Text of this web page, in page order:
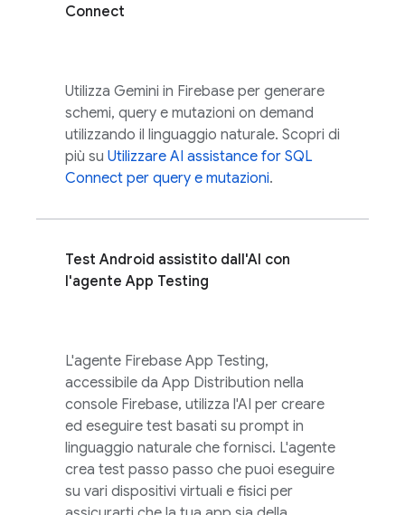
Connect
Utilizza Gemini in Firebase per generare
schemi, query e mutazioni on demand
utilizzando il linguaggio naturale. Scopri di
più su Utilizzare AI assistance for SQL
Connect per query e mutazioni.
Test Android assistito dall'AI con
l'agente App Testing
L'agente Firebase App Testing,
accessibile da App Distribution nella
console Firebase, utilizza l'AI per creare
ed eseguire test basati su prompt in
linguaggio naturale che fornisci. L'agente
crea test passo passo che puoi eseguire
su vari dispositivi virtuali e fisici per